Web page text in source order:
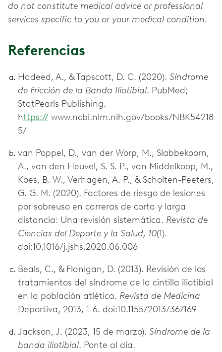
do not constitute medical advice or professional
services specific to you or your medical condition.
Referencias
Hadeed, A., & Tapscott, D. C. (2020). Síndrome
de Fricción de la Banda Iliotibial. PubMed;
StatPearls Publishing.
https:// www.ncbi.nlm.nih.gov/books/NBK54218
5/
van Poppel, D., van der Worp, M., Slabbekoorn,
A., van den Heuvel, S. S. P., van Middelkoop, M.,
Koes, B. W., Verhagen, A. P., & Scholten-Peeters,
G. G. M. (2020). Factores de riesgo de lesiones
por sobreuso en carreras de corta y larga
distancia: Una revisión sistemática. Revista de
Ciencias del Deporte y la Salud, 10(1).
doi:10.1016/j.jshs.2020.06.006
Beals, C., & Flanigan, D. (2013). Revisión de los
tratamientos del síndrome de la cintilla iliotibial
en la población atlética. Revista de Medicina
Deportiva, 2013, 1-6. doi:10.1155/2013/367169
Jackson, J. (2023, 15 de marzo). Síndrome de la
banda iliotibial. Ponte al día.